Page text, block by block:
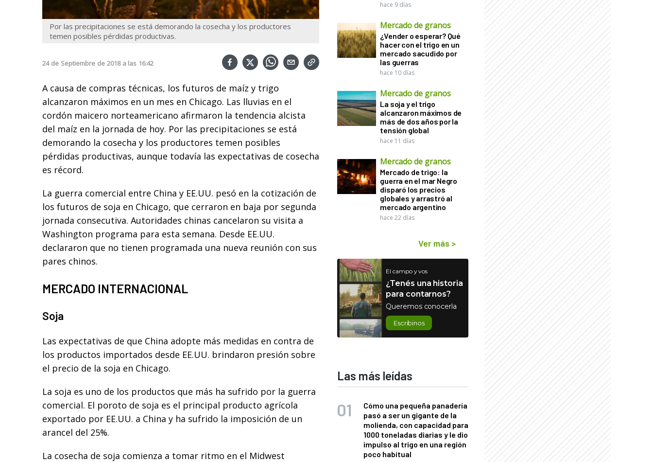
Por las precipitaciones se está demorando la cosecha y los productores
temen posibles pérdidas productivas.
24 de Septiembre de 2018 a las 16:42
A causa de compras técnicas, los futuros de maíz y trigo
alcanzaron máximos en un mes en Chicago. Las lluvias en el
cordón maicero norteamericano afirmaron la tendencia alcista
del maíz en la jornada de hoy. Por las precipitaciones se está
demorando la cosecha y los productores temen posibles
pérdidas productivas, aunque todavía las expectativas de cosecha
es récord.
La guerra comercial entre China y EE.UU. pesó en la cotización de
los futuros de soja en Chicago, que cerraron en baja por segunda
jornada consecutiva. Autoridades chinas cancelaron su visita a
Washington programa para esta semana. Desde EE.UU.
declararon que no tienen programada una nueva reunión con sus
pares chinos.
MERCADO INTERNACIONAL
Soja
Las expectativas de que China adopte más medidas en contra de
los productos importados desde EE.UU. brindaron presión sobre
el precio de la soja en Chicago.
La soja es uno de los productos que más ha sufrido por la guerra
comercial. El poroto de soja es el principal producto agrícola
exportado por EE.UU. a China y ha sufrido la imposición de un
arancel del 25%.
La cosecha de soja comienza a tomar ritmo en el Midwest
hace 9 días
Mercado de granos
¿Vender o esperar? Qué
hacer con el trigo en un
mercado sacudido por
las guerras
hace 10 días
Mercado de granos
La soja y el trigo
alcanzaron máximos de
más de dos años por la
tensión global
hace 11 días
Mercado de granos
Mercado de trigo: la
guerra en el mar Negro
disparó los precios
globales y arrastró al
mercado argentino
hace 22 días
Ver más >
El campo y vos
¿Tenés una historia
para contarnos?
Queremos conocerla
Escribinos
Las más leídas
Cómo una pequeña panadería
pasó a ser un gigante de la
molienda, con capacidad para
1000 toneladas diarias y le dio
impulso al trigo en una región
poco habitual